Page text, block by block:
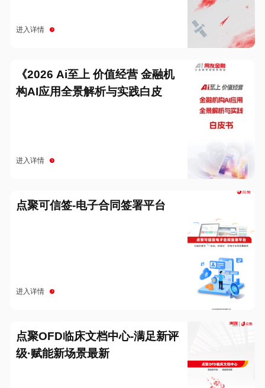
进入详情
《2026 Ai至上 价值经营 金融机
构AI应用全景解析与实践白皮
进入详情
点聚可信签-电子合同签署平台
进入详情
点聚OFD临床文档中心-满足新评
级·赋能新场景最新